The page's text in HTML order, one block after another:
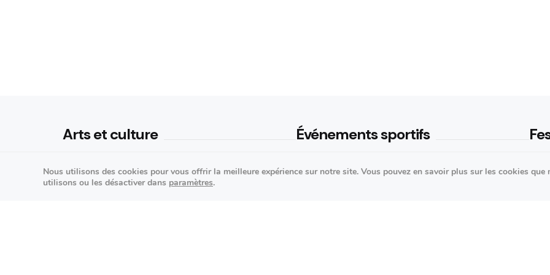
Arts et culture
Théâtre La Piscine : la
communication politique démontée
Événements sportifs
Aucun article trouvé.
Nous utilisons des cookies pour vous offrir la meilleure expérience sur notre site. Vous pouvez en savoir plus sur les cookies que
utilisons ou les désactiver dans paramètres.